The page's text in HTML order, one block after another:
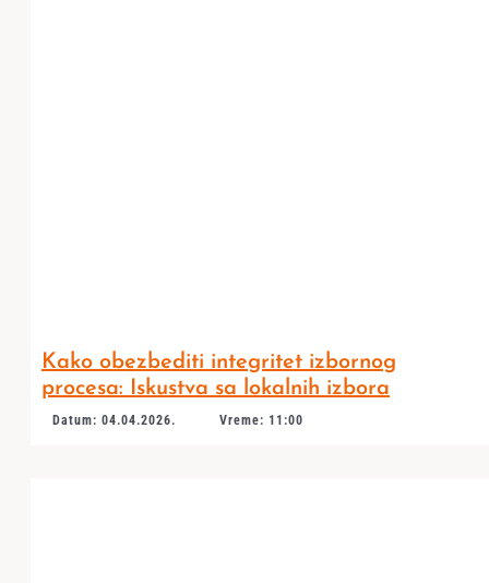
Kako obezbediti integritet izbornog
procesa: Iskustva sa lokalnih izbora
Datum: 04.04.2026. Vreme: 11:00